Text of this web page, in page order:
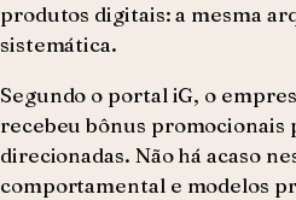
produtos digitais: a mesma
sistemática.
Segundo o portal iG, o
recebeu bônus promocionais
direcionadas. Não há acaso
comportamental e modelos